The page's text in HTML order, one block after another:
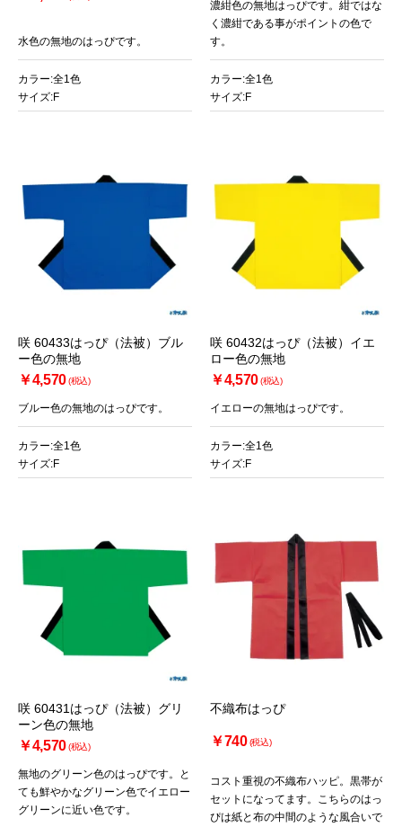
水色の無地のはっぴです。
カラー:全1色
サイズ:F
濃紺色の無地はっぴです。紺ではな
く濃紺である事がポイントの色で
す。
カラー:全1色
サイズ:F
咲 60433はっぴ（法被）ブル
ー色の無地
￥4,570(税込)
ブルー色の無地のはっぴです。
カラー:全1色
サイズ:F
咲 60432はっぴ（法被）イエ
ロー色の無地
￥4,570(税込)
イエローの無地はっぴです。
カラー:全1色
サイズ:F
咲 60431はっぴ（法被）グリ
ーン色の無地
￥4,570(税込)
無地のグリーン色のはっぴです。と
ても鮮やかなグリーン色でイエロー
グリーンに近い色です。
不織布はっぴ
￥740 (税込)
コスト重視の不織布ハッピ。黒帯が
セットになってます。こちらのはっ
ぴは紙と布の中間のような風合いで